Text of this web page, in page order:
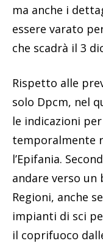
ma anche i
essere varato
che scadrà il 3
Rispetto alle
solo Dpcm, nel
le indicazioni
temporalmente
l’Epifania.
andare verso
Regioni, anche
impianti di sci
il coprifuoco